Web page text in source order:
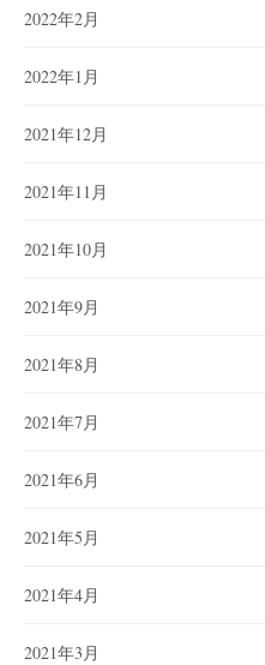
2022年2月
2022年1月
2021年12月
2021年11月
2021年10月
2021年9月
2021年8月
2021年7月
2021年6月
2021年5月
2021年4月
2021年3月